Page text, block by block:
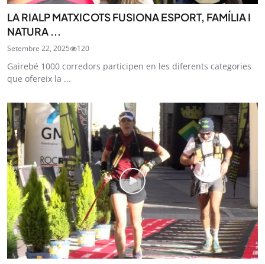
LA RIALP MATXICOTS FUSIONA ESPORT, FAMÍLIA I
NATURA ...
Setembre 22, 2025 120
Gairebé 1000 corredors participen en les diferents categories
que ofereix la ...